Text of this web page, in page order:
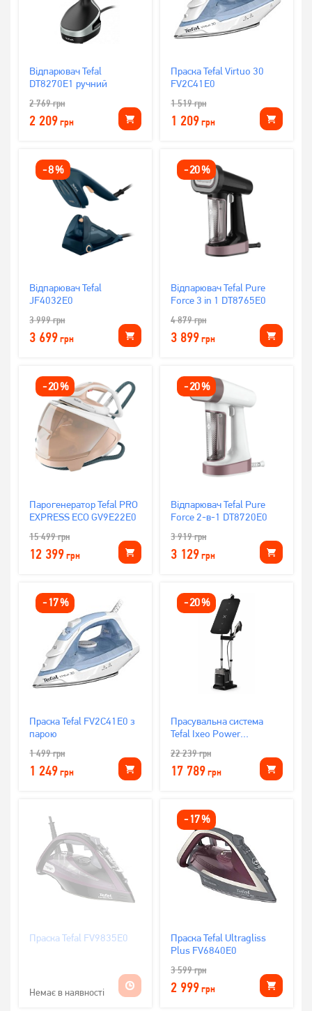
Відпарювач Tefal
DT8270E1 ручний
2 769грн
2 209грн
Праска Tefal Virtuo 30
FV2C41E0
1 519грн
1 209грн
-8%
Відпарювач Tefal
JF4032E0
3 999грн
3 699грн
-20%
Відпарювач Tefal Pure
Force 3 in 1 DT8765E0
4 879грн
3 899грн
-20%
Парогенератор Tefal PRO
EXPRESS ECO GV9E22E0
15 499грн
12 399грн
-20%
Відпарювач Tefal Pure
Force 2-в-1 DT8720E0
3 919грн
3 129грн
- 17%
Праска Tefal FV2C41E0 з
парою
1 499грн
1 249грн
-20%
Прасувальна система
Tefal Ixeo Power
22 239грн
17 789грн
Праска Tefal FV9835E0
Немає в наявності
- 17%
Праска Tefal Ultragliss
Plus FV6840E0
3 599грн
2 999грн